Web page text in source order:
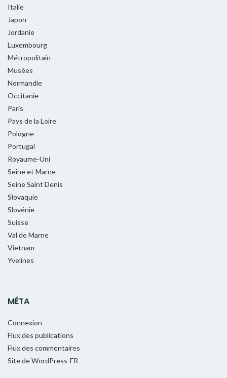
Italie
Japon
Jordanie
Luxembourg
Métropolitain
Musées
Normandie
Occitanie
Paris
Pays de la Loire
Pologne
Portugal
Royaume-Uni
Seine et Marne
Seine Saint Denis
Slovaquie
Slovénie
Suisse
Val de Marne
Vietnam
Yvelines
MÉTA
Connexion
Flux des publications
Flux des commentaires
Site de WordPress-FR